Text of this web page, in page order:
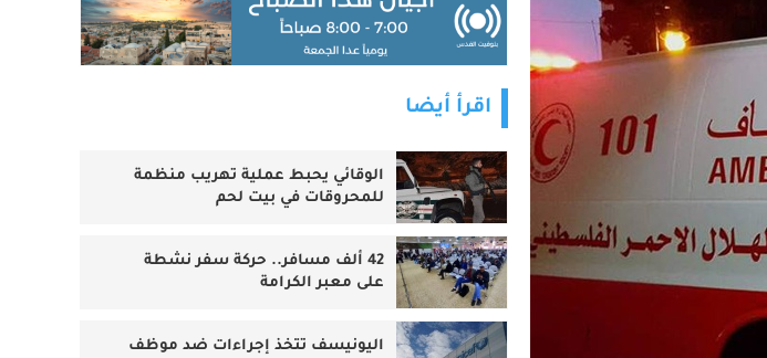
اقرأ أيضا
الوقائي يحبط عملية تهريب منظمة
للمحروقات في بيت لحم
42 ألف مسافر.. حركة سفر نشطة
على معبر الكرامة
اليونيسف تتخذ إجراءات ضد موظف